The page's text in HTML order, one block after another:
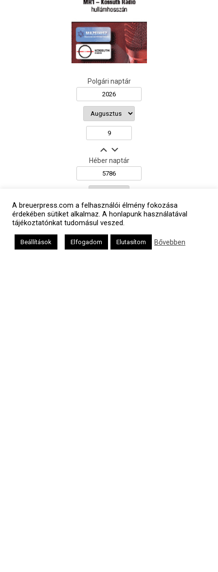
Polgári naptár
Héber naptár
אב
Oldalunkat a Mazsök támogatja
A breuerpress.com a felhasználói élmény fokozása
érdekében sütiket alkalmaz. A honlapunk használatával
tájékoztatónkat tudomásul veszed.
Beállítások Elfogadom Elutasítom Bővebben